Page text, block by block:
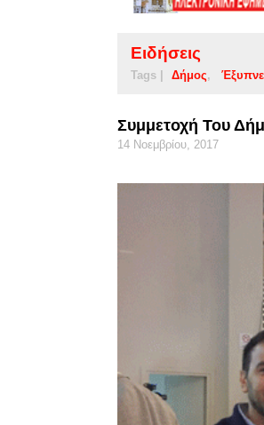
Ειδήσεις
Tags | Δήμος
Συμμετοχή Του
14 Νοεμβρίου, 2017